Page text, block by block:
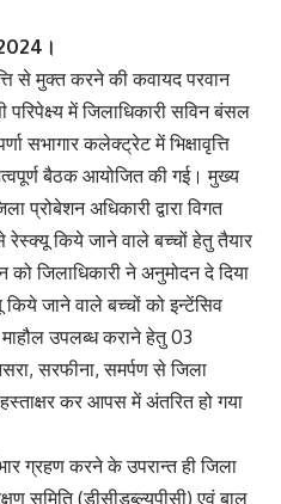
2024।
से मुक्त करने की कवायद परवान
में जिलाधिकारी सविन बंसल
सभागार कलेक्ट्रेट में भिक्षावृत्ति
बैठक आयोजित की गई। मुख्य
प्रोबेशन अधिकारी द्वारा विगत
से रेस्क्यू किये जाने वाले बच्चों हेतु तैयार
को जिलाधिकारी ने अनुमोदन दे दिया
किये जाने वाले बच्चों को इन्टेंसिव
उपलब्ध कराने हेतु 03
सरफीना, समर्पण से जिला
कर आपस में अंतरित हो गया
ग्रहण करने के उपरान्त ही जिला
समिति (डीसीडब्ल्यूपीसी) एवं बाल